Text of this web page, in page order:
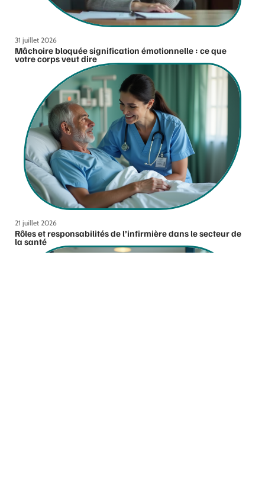
31 juillet 2026
Mâchoire bloquée signification émotionnelle : ce que
votre corps veut dire
21 juillet 2026
Rôles et responsabilités de l’infirmière dans le secteur de
la santé